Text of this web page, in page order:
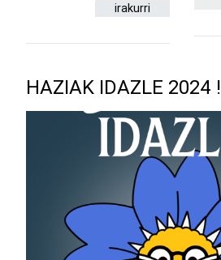
irakurri
HAZIAK IDAZLE 2024 !